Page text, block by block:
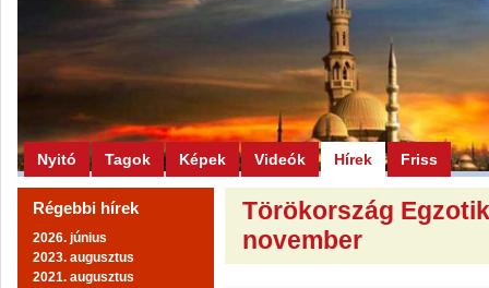
Nyitó Tagok Képek Videók Hírek Friss
Régebbi hírek
2026. június
2023. augusztus
2021. augusztus
Törökország
november